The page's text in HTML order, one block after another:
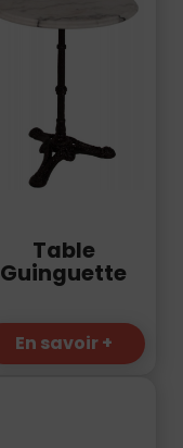
Table
Guinguette
En savoir +